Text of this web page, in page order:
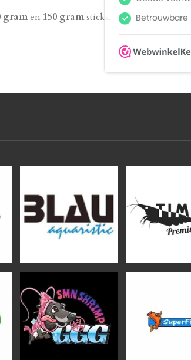
gramen 150 gramsticks.